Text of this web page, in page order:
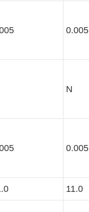
0.005
N
0.005
11.0